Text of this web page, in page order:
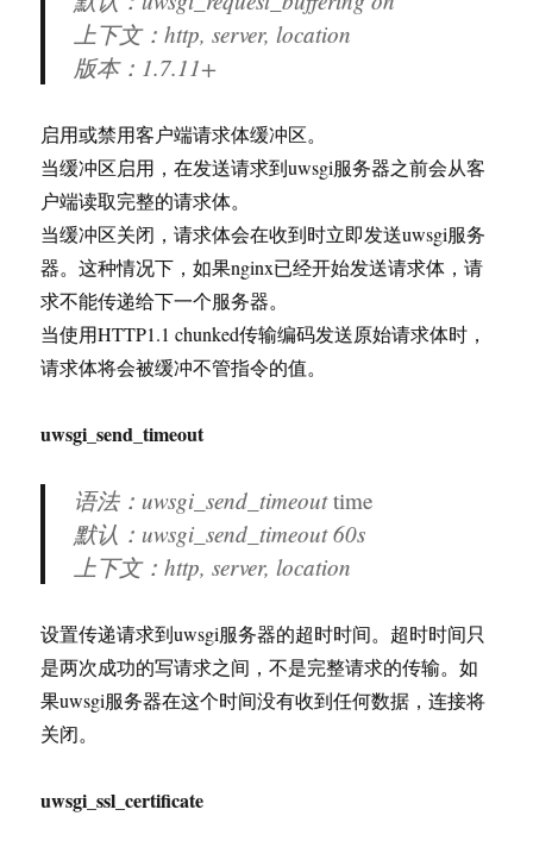
上下文：http, server, location
版本： 1.7.11+
启用或禁用客户端请求体缓冲区。
当缓冲区启用，在发送请求到uwsgi服务器之前会从客
户端读取完整的请求体。
当缓冲区关闭，请求体会在收到时立即发送uwsgi服务
器。这种情况下，如果nginx已经开始发送请求体，请
求不能传递给下一个服务器。
当使用HTTP1.1 chunked传输编码发送原始请求体时，
请求体将会被缓冲不管指令的值。
uwsgi_send_timeout
语法：uwsgi_send_timeouttime
默认：uwsgi_send_timeout 60s
上下文：http, server, location
设置传递请求到uwsgi服务器的超时时间。超时时间只
是两次成功的写请求之间，不是完整请求的传输。如
果uwsgi服务器在这个时间没有收到任何数据，连接将
关闭。
uwsgi_ssl_certificate